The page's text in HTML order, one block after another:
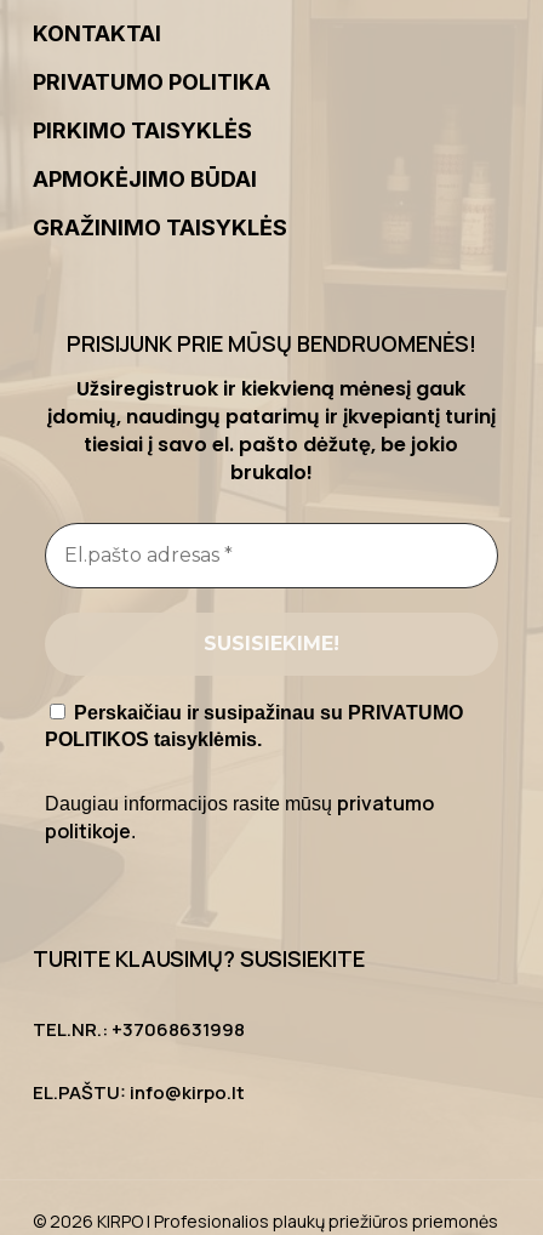
KONTAKTAI
PRIVATUMO POLITIKA
PIRKIMO TAISYKLĖS
APMOKĖJIMO BŪDAI
GRAŽINIMO TAISYKLĖS
PRISIJUNK PRIE MŪSŲ BENDRUOMENĖS!
Užsiregistruok ir kiekvieną mėnesį gauk
įdomių, naudingų patarimų ir įkvepiantį turinį
tiesiai į savo el. pašto dėžutę, be jokio
brukalo!
Perskaičiau ir susipažinau su PRIVATUMO
POLITIKOS taisyklėmis.
Daugiau informacijos rasite mūsų privatumo
politikoje.
TURITE KLAUSIMŲ? SUSISIEKITE
TEL.NR.: +37068631998
EL.PAŠTU: info@kirpo.lt
© 2026 KIRPO | Profesionalios plaukų priežiūros priemonės